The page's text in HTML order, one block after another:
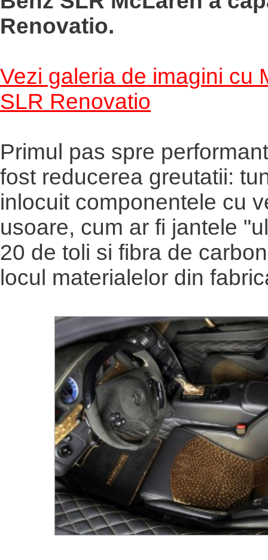
Renovatio.
Vezi galeria de imagini cu
SLR Renovatio
Primul pas spre
fost reducerea greutatii:
inlocuit componentele cu
usoare, cum ar fi jantele
20 de toli si fibra de
locul materialelor din